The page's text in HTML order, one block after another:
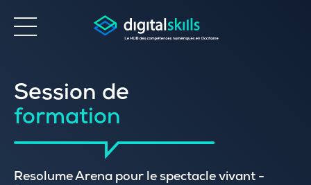
Accessibilité
Session de
formation
Resolume Arena pour le spectacle vivant -